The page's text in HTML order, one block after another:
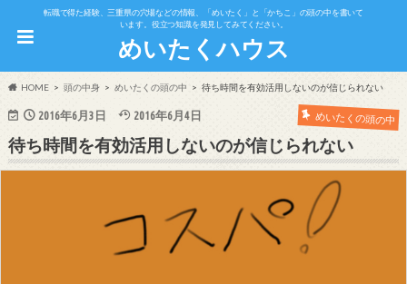
転職で得た経験、三重県の穴場などの情報、「めいたく」と「かちこ」の頭の中を書いて
います。役立つ知識を発見してみてください。
めいたくハウス
HOME 頭の中身 めいたくの頭の中 待ち時間を有効活用しないのが信じられない
2016年6月3日 2016年6月4日 めいたくの頭の中
待ち時間を有効活用しないのが信じられない